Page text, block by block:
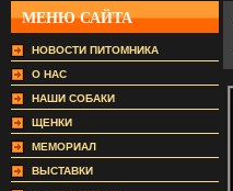
МЕНЮ САЙТА
НОВОСТИ ПИТОМНИКА
О НАС
НАШИ СОБАКИ
ЩЕНКИ
МЕМОРИАЛ
ВЫСТАВКИ